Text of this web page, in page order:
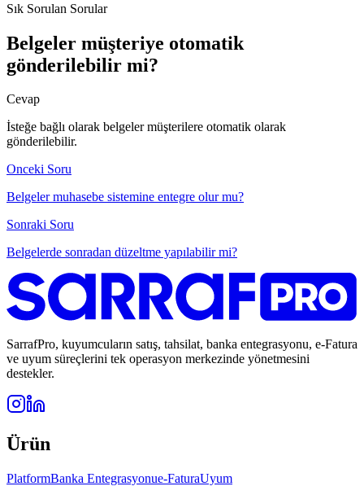
Sık Sorulan Sorular
Belgeler müşteriye otomatik
gönderilebilir mi?
Cevap
İsteğe bağlı olarak belgeler müşterilere otomatik olarak
gönderilebilir.
Onceki Soru
Belgeler muhasebe sistemine entegre olur mu?
Sonraki Soru
Belgelerde sonradan düzeltme yapılabilir mi?
SarrafPro, kuyumcuların satış, tahsilat, banka entegrasyonu, e-Fatura
ve uyum süreçlerini tek operasyon merkezinde yönetmesini
destekler.
Ürün
PlatformBanka Entegrasyonue-FaturaUyum